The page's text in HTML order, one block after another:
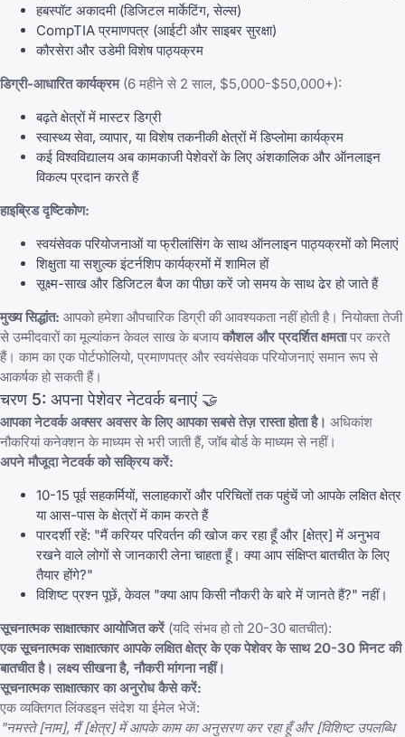
हबस्पॉट अकादमी (डिजिटल मार्केटिंग, सेल्स)
CompTIA प्रमाणपत्र (आईटी और साइबर सुरक्षा)
कौरसेरा और उडेमी विशेष पाठ्यक्रम
डिग्री-आधारित कार्यक्रम(6 महीने से 2 साल, $5,000-$50,000+):
बढ़ते क्षेत्रों में मास्टर डिग्री
स्वास्थ्य सेवा, व्यापार, या विशेष तकनीकी क्षेत्रों में डिप्लोमा कार्यक्रम
कई विश्वविद्यालय अब कामकाजी पेशेवरों के लिए अंशकालिक और ऑनलाइन
विकल्प प्रदान करते हैं
हाइब्रिड दृष्टिकोण:
स्वयंसेवक परियोजनाओं या फ्रीलांसिंग के साथ ऑनलाइन पाठ्यक्रमों को मिलाएं
शिक्षुता या सशुल्क इंटर्नशिप कार्यक्रमों में शामिल हों
सूक्ष्म-साख और डिजिटल बैज का पीछा करें जो समय के साथ ढेर हो जाते हैं
मुख्य सिद्धांत: आपको हमेशा औपचारिक डिग्री की आवश्यकता नहीं होती है। नियोक्ता तेजी
से उम्मीदवारों का मूल्यांकन केवल साख के बजायकौशल और प्रदर्शित क्षमतापर करते
हैं। काम का एक पोर्टफोलियो, प्रमाणपत्र और स्वयंसेवक परियोजनाएं समान रूप से
आकर्षक हो सकती हैं।
चरण 5: अपना पेशेवर नेटवर्क बनाएं 🤝
आपका नेटवर्क अक्सर अवसर के लिए आपका सबसे तेज़ रास्ता होता है। अधिकांश
नौकरियां कनेक्शन के माध्यम से भरी जाती हैं, जॉब बोर्ड के माध्यम से नहीं।
अपने मौजूदा नेटवर्क को सक्रिय करें:
10-15 पूर्व सहकर्मियों, सलाहकारों और परिचितों तक पहुंचें जो आपके लक्षित क्षेत्र
या आस-पास के क्षेत्रों में काम करते हैं
पारदर्शी रहें: "मैं करियर परिवर्तन की खोज कर रहा हूँ और [क्षेत्र] में अनुभव
रखने वाले लोगों से जानकारी लेना चाहता हूँ। क्या आप संक्षिप्त बातचीत के लिए
तैयार होंगे?"
विशिष्ट प्रश्न पूछें, केवल "क्या आप किसी नौकरी के बारे में जानते हैं?" नहीं।
सूचनात्मक साक्षात्कार आयोजित करें(यदि संभव हो तो 20-30 बातचीत):
एक सूचनात्मक साक्षात्कार आपके लक्षित क्षेत्र के एक पेशेवर के साथ 20-30 मिनट की
बातचीत है। लक्ष्य सीखना है, नौकरी मांगना नहीं।
सूचनात्मक साक्षात्कार का अनुरोध कैसे करें:
एक व्यक्तिगत लिंक्डइन संदेश या ईमेल भेजें:
"नमस्ते [नाम], मैं [क्षेत्र] में आपके काम का अनुसरण कर रहा हूँ और [विशिष्ट उपलब्धि